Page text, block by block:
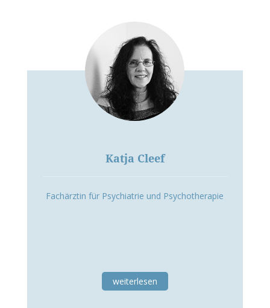
Katja Cleef
Fachärztin für Psychiatrie und Psychotherapie
weiterlesen